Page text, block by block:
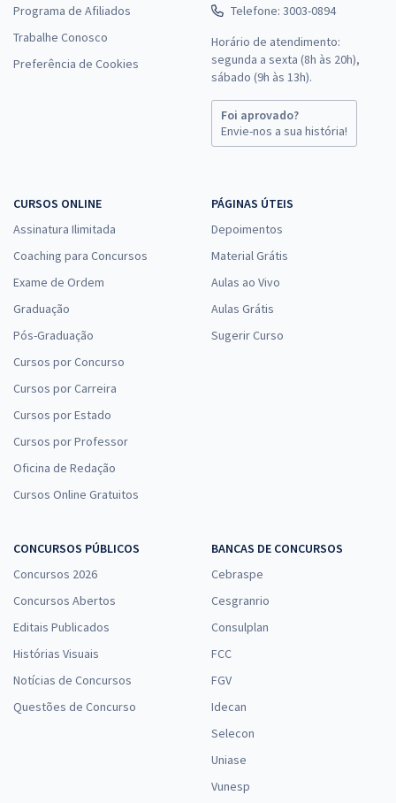
Programa de Afiliados
Trabalhe Conosco
Preferência de Cookies
Telefone: 3003-0894
Horário de atendimento:
segunda a sexta (8h às 20h),
sábado (9h às 13h).
Foi aprovado?
Envie-nos a sua história!
CURSOS ONLINE
Assinatura Ilimitada
Coaching para Concursos
Exame de Ordem
Graduação
Pós-Graduação
Cursos por Concurso
Cursos por Carreira
Cursos por Estado
Cursos por Professor
Oficina de Redação
Cursos Online Gratuitos
PÁGINAS ÚTEIS
Depoimentos
Material Grátis
Aulas ao Vivo
Aulas Grátis
Sugerir Curso
CONCURSOS PÚBLICOS
Concursos 2026
Concursos Abertos
Editais Publicados
Histórias Visuais
Notícias de Concursos
Questões de Concurso
BANCAS DE CONCURSOS
Cebraspe
Cesgranrio
Consulplan
FCC
FGV
Idecan
Selecon
Uniase
Vunesp